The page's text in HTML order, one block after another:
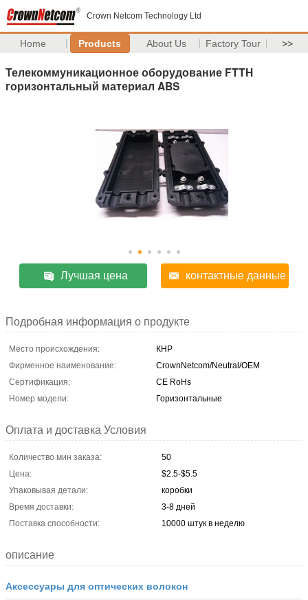
Crown Netcom Technology Ltd
Home Products About Us Factory Tour >>
Телекоммуникационное оборудование FTTH
горизонтальный материал ABS
Лучшая цена контактные данные
Подробная информация о продукте
Место происхождения:
КНР
Фирменное наименование:
CrownNetcom/Neutral/OEM
Сертификация:
CE RoHs
Номер модели:
Горизонтальные
Оплата и доставка Условия
Количество мин заказа:
50
Цена:
$2.5-$5.5
Упаковывая детали:
коробки
Время доставки:
3-8 дней
Поставка способности:
10000 штук в неделю
описание
Аксессуары для оптических волокон